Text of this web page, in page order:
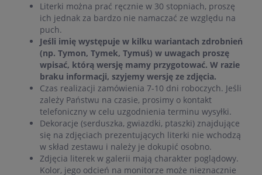
Literki można prać ręcznie w 30 stopniach, proszę
ich jednak za bardzo nie namaczać ze względu na
puch.
Jeśli imię występuje w kilku wariantach zdrobnień
(np. Tymon, Tymek, Tymuś) w uwagach proszę
wpisać, którą wersję mamy przygotować. W razie
braku informacji, szyjemy wersję ze zdjęcia.
Czas realizacji zamówienia 7-10 dni roboczych. Jeśli
zależy Państwu na czasie, prosimy o kontakt
telefoniczny w celu uzgodnienia terminu wysyłki.
Dekoracje (serduszka, gwiazdki, ptaszki) znajdujące
się na zdjęciach prezentujących literki nie wchodzą
w skład zestawu i należy je dokupić osobno.
Zdjęcia literek w galerii mają charakter poglądowy.
Kolor, jego odcień na monitorze może nieznacznie